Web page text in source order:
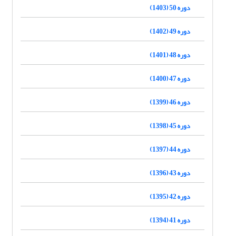
دوره 50 (1403)
دوره 49 (1402)
دوره 48 (1401)
دوره 47 (1400)
دوره 46 (1399)
دوره 45 (1398)
دوره 44 (1397)
دوره 43 (1396)
دوره 42 (1395)
دوره 41 (1394)